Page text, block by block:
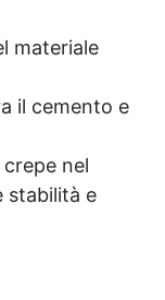
materiale
il cemento e
nel
stabilità e